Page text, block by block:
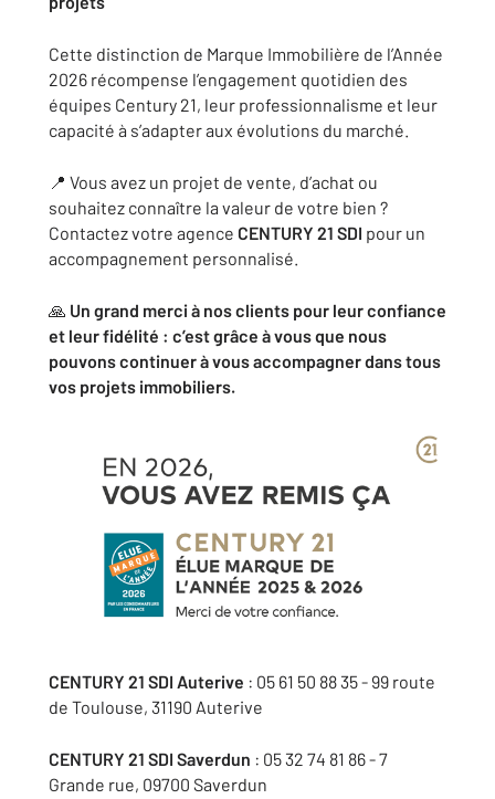
Cette distinction de Marque Immobilière de l’Année
2026 récompense l’engagement quotidien des
équipes Century 21, leur professionnalisme et leur
capacité à s’adapter aux évolutions du marché.
📍 Vous avez un projet de vente, d’achat ou
souhaitez connaître la valeur de votre bien ?
Contactez votre agence CENTURY 21 SDI pour un
accompagnement personnalisé.
🙏 Un grand merci à nos clients pour leur confiance
et leur fidélité : c’est grâce à vous que nous
pouvons continuer à vous accompagner dans tous
vos projets immobiliers.
CENTURY 21 SDI Auterive : 05 61 50 88 35 - 99 route
de Toulouse, 31190 Auterive
CENTURY 21 SDI Saverdun : 05 32 74 81 86 - 7
Grande rue, 09700 Saverdun